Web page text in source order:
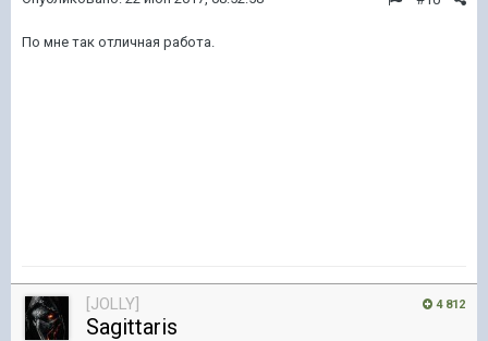
По мне так отличная работа.
4 812
[JOLLY]
Sagittaris